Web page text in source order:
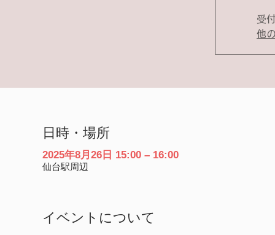
受
他
日時・場所
2025年8月26日 15:00 – 16:00
仙台駅周辺
イベントについて